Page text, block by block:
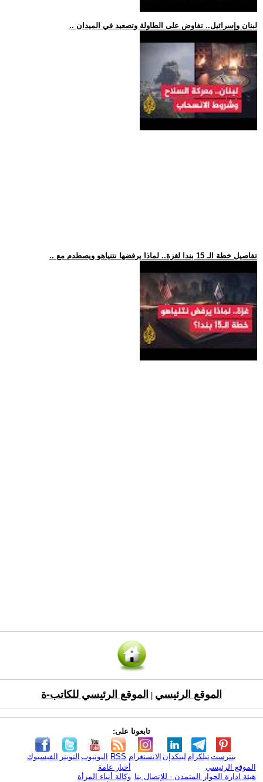
.. لبنان وإسرائيل.. تفاوض على الطاولة وتصعيد في الميدان
.. تفاصيل خطة الـ 15 بندا لغزة.. لماذا يرفضها نتنياهو ويصطدم مع
الموقع الرئيسي الموقع الرئيسي للكاتب-ة
تابعونا على:
الفيسبوك التويتر اليوتيوب RSS الانستغرام لينكدإن تيلكرامبنترست
الموقع الرئيسي
هيئة ادارة الحوار المتمدن - للإتصال بنا
أخبار عامة
وكالة أنباء المرأة